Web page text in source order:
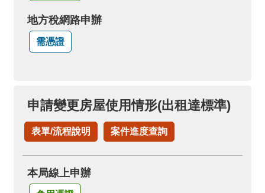
地方稅網路申辦
需憑證
申請變更房屋使用情形(出租達標準)
表單/流程說明 案件進度查詢
本局線上申辦